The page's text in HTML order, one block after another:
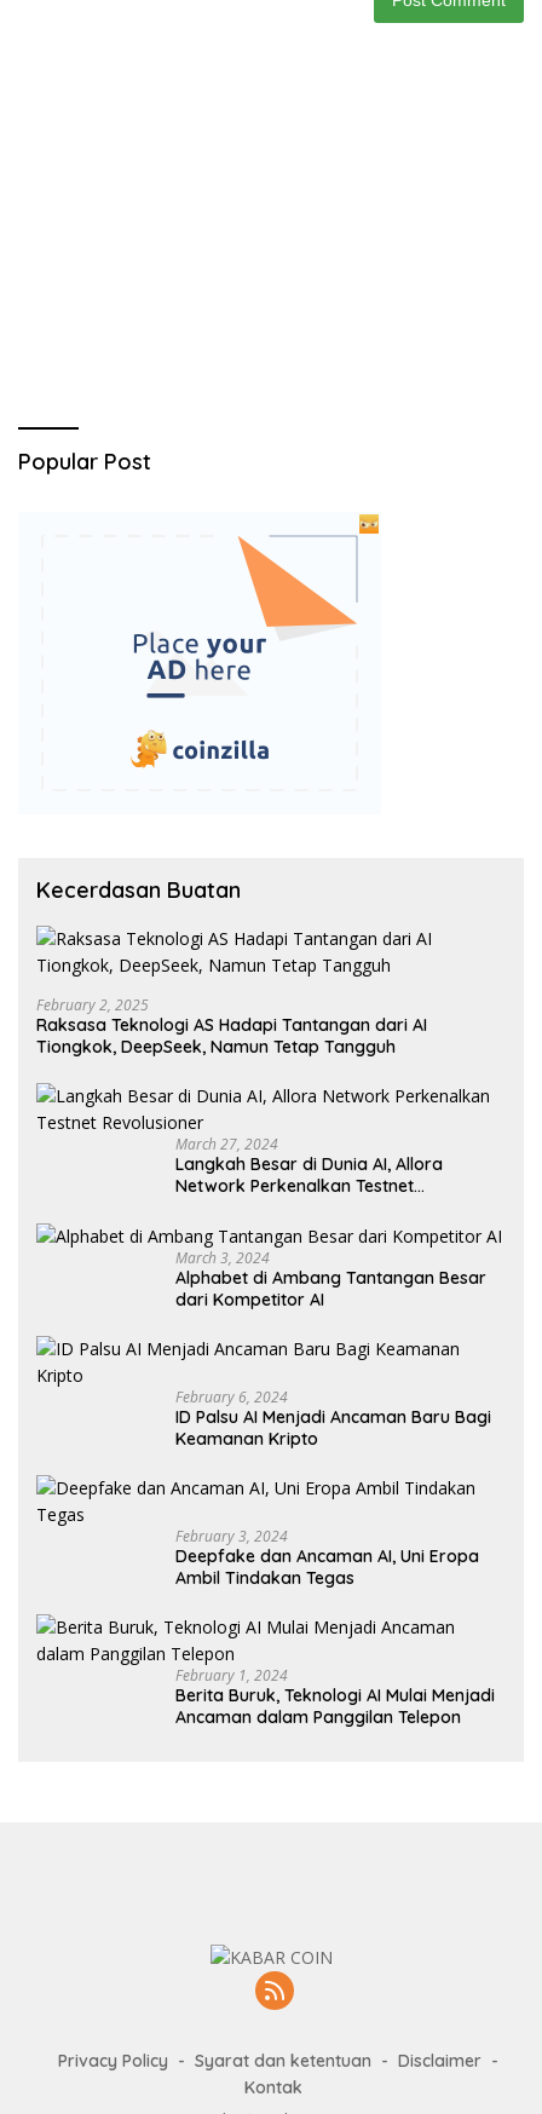
Popular Post
Kecerdasan Buatan
February 2, 2025
Raksasa Teknologi AS Hadapi Tantangan dari AI
Tiongkok, DeepSeek, Namun Tetap Tangguh
March 27, 2024
Langkah Besar di Dunia AI, Allora
Network Perkenalkan Testnet
March 3, 2024
Alphabet di Ambang Tantangan Besar
dari Kompetitor AI
February 6, 2024
ID Palsu AI Menjadi Ancaman Baru Bagi
Keamanan Kripto
February 3, 2024
Deepfake dan Ancaman AI, Uni Eropa
Ambil Tindakan Tegas
February 1, 2024
Berita Buruk, Teknologi AI Mulai Menjadi
Ancaman dalam Panggilan Telepon
Privacy Policy Syarat dan ketentuan
Disclaimer
Kontak